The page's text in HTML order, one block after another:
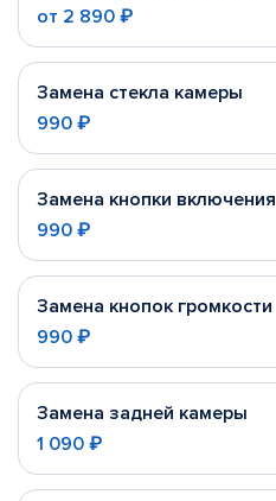
от 2 890 ₽
Замена стекла камеры
990 ₽
Замена кнопки включения
990 ₽
Замена кнопок громкости
990 ₽
Замена задней камеры
1 090 ₽